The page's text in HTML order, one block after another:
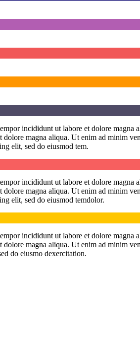
incididunt ut labore et dolore
magna aliqua. Ut enim ad minim
elit, sed do eiusmod tem.
incididunt ut labore et dolore
magna aliqua. Ut enim ad minim
elit, sed do eiusmod temdolor.
incididunt ut labore et dolore
magna aliqua. Ut enim ad minim
do eiusmo dexercitation.